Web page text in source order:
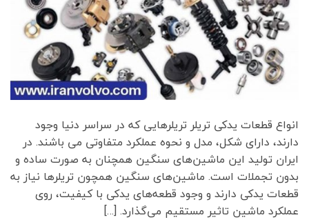
انواع قطعات یدکی تریلر تریلرهایی که در سراسر دنیا وجود
دارند، دارای شکل، مدل و نحوه عملکرد متفاوتی می باشند. در
ایران تولید این ماشین‌های سنگین همچنان به صورت ساده و
بدون تجملات است. ماشین‌های سنگین همچون تریلرها نیاز به
قطعات یدکی دارند و وجود قطعه‌های یدکی با کیفیت، روی
عملکرد ماشین تاثیر مستقیم می‌گذارد. […]